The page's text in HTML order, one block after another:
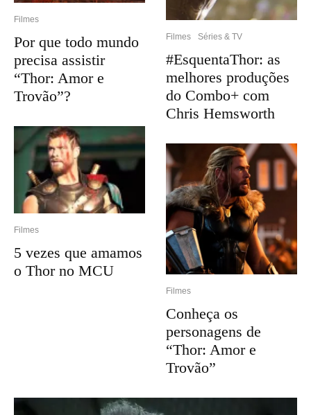
Filmes
Por que todo mundo
precisa assistir
“Thor: Amor e
Trovão”?
Filmes
5 vezes que amamos
o Thor no MCU
Filmes Séries & TV
#EsquentaThor: as
melhores produções
do Combo+ com
Chris Hemsworth
Filmes
Conheça os
personagens de
“Thor: Amor e
Trovão”